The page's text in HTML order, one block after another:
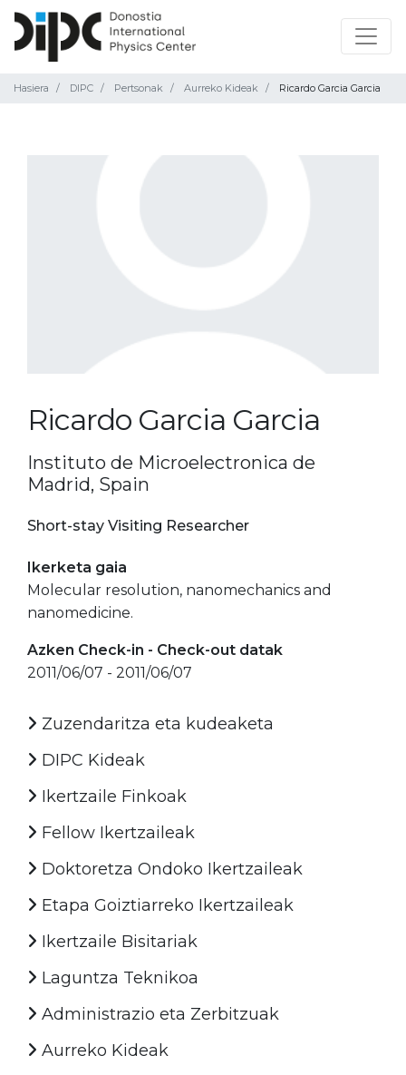
Hasiera DIPC Pertsonak Aurreko Kideak Ricardo Garcia Garcia
Ricardo Garcia Garcia
Instituto de Microelectronica de
Madrid, Spain
Short-stay Visiting Researcher
Ikerketa gaia
Molecular resolution, nanomechanics and
nanomedicine.
Azken Check-in - Check-out datak
2011/06/07 - 2011/06/07
Zuzendaritza eta kudeaketa
DIPC Kideak
Ikertzaile Finkoak
Fellow Ikertzaileak
Doktoretza Ondoko Ikertzaileak
Etapa Goiztiarreko Ikertzaileak
Ikertzaile Bisitariak
Laguntza Teknikoa
Administrazio eta Zerbitzuak
Aurreko Kideak